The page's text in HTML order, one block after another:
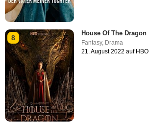
8
House Of The Dragon
Fantasy, Drama
21. August 2022 auf HBO